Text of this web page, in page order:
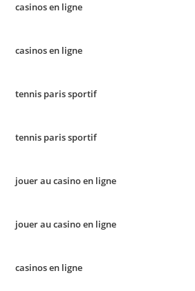
casinos en ligne
casinos en ligne
tennis paris sportif
tennis paris sportif
jouer au casino en ligne
jouer au casino en ligne
casinos en ligne